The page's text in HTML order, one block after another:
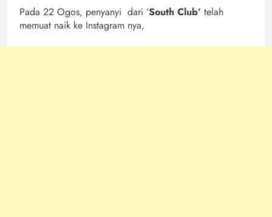
Pada 22 Ogos, penyanyi dari ‘South Club’ telah
memuat naik ke Instagram nya,